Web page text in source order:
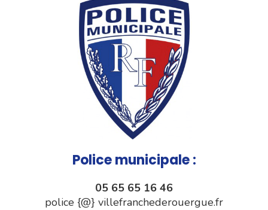
Police municipale :
05 65 65 16 46
police {@} villefranchederouergue.fr